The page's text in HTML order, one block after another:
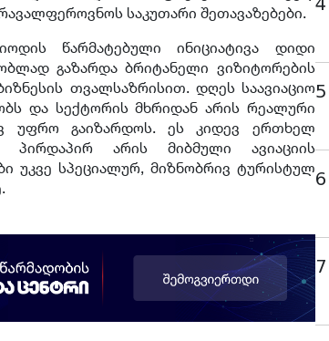
საკუთარი შეთავაზებები.
წარმატებული ინიციატივა დიდი
გაზარდა ბრიტანელი ვიზიტორების
თვალსაზრისით. დღეს საავიაციო
და სექტორის მხრიდან არის რეალური
უფრო გაიზარდოს. ეს კიდევ ერთხელ
არის მიბმული ავიაციის
უკვე სპეციალურ, მიზნობრივ ტურისტულ
5
6
7